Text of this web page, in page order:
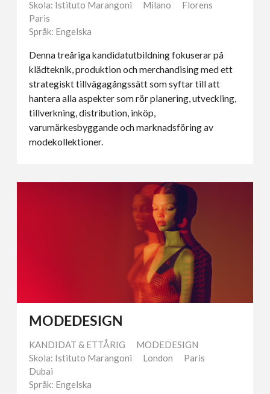
Skola: Istituto Marangoni
Milano
Florens
Paris
Språk: Engelska
Denna treåriga kandidatutbildning fokuserar på
klädteknik, produktion och merchandising med ett
strategiskt tillvägagångssätt som syftar till att
hantera alla aspekter som rör planering, utveckling,
tillverkning, distribution, inköp,
varumärkesbyggande och marknadsföring av
modekollektioner.
MODEDESIGN
KANDIDAT & ETTÅRIG
MODEDESIGN
Skola: Istituto Marangoni
London
Paris
Dubai
Språk: Engelska